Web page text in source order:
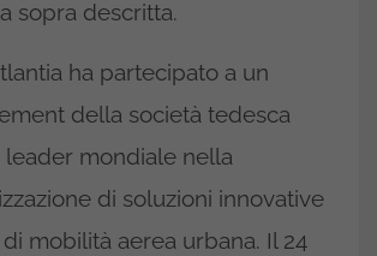
sopra descritta.
ha partecipato a un
della società tedesca
leader mondiale nella
di soluzioni innovative
mobilità aerea urbana. Il 24